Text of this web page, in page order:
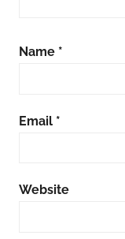
Name *
Email *
Website